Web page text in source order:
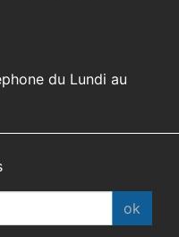
du Lundi au
ok